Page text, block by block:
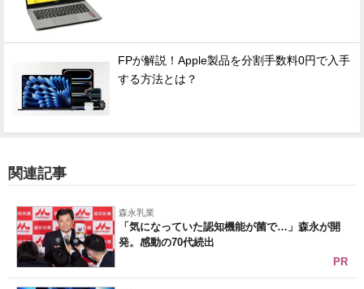
FPが解説！Apple製品を分割手数料0円で入手
する方法とは？
関連記事
森永乳業
「気になっていた認知機能が菌で…」森永が開
発。感動の70代続出
PR